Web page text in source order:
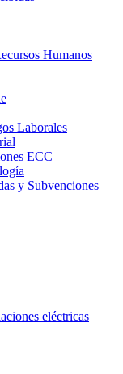
Humanos
Laborales
ECC
y Subvenciones
eléctricas